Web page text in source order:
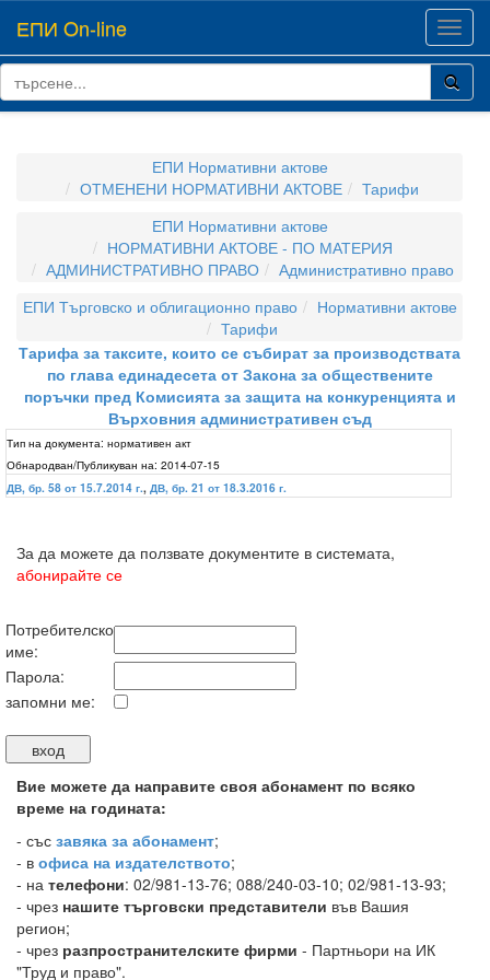
ЕПИ On-line
ЕПИ Нормативни актове
ОТМЕНЕНИ НОРМАТИВНИ АКТОВЕ
Тарифи
ЕПИ Нормативни актове
НОРМАТИВНИ АКТОВЕ - ПО МАТЕРИЯ
АДМИНИСТРАТИВНО ПРАВО
Административно право
ЕПИ Търговско и облигационно право
Нормативни актове
Тарифи
Тарифа за таксите, които се събират за производствата
по глава единадесета от Закона за обществените
поръчки пред Комисията за защита на конкуренцията и
Върховния административен съд
Тип на документа: нормативен акт
Обнародван/Публикуван на: 2014-07-15
ДВ, бр. 58 от 15.7.2014 г., ДВ, бр. 21 от 18.3.2016 г.
За да можете да ползвате документите в системата,
абонирайте се
Потребителско
име:
Парола:
запомни ме:
Вие можете да направите своя абонамент по всяко
време на годината:
- със завяка за абонамент;
- в офиса на издателството;
- на телефони: 02/981-13-76; 088/240-03-10; 02/981-13-93;
- чрез нашите търговски представители във Вашия
регион;
- чрез разпространителските фирми - Партньори на ИК
"Труд и право".